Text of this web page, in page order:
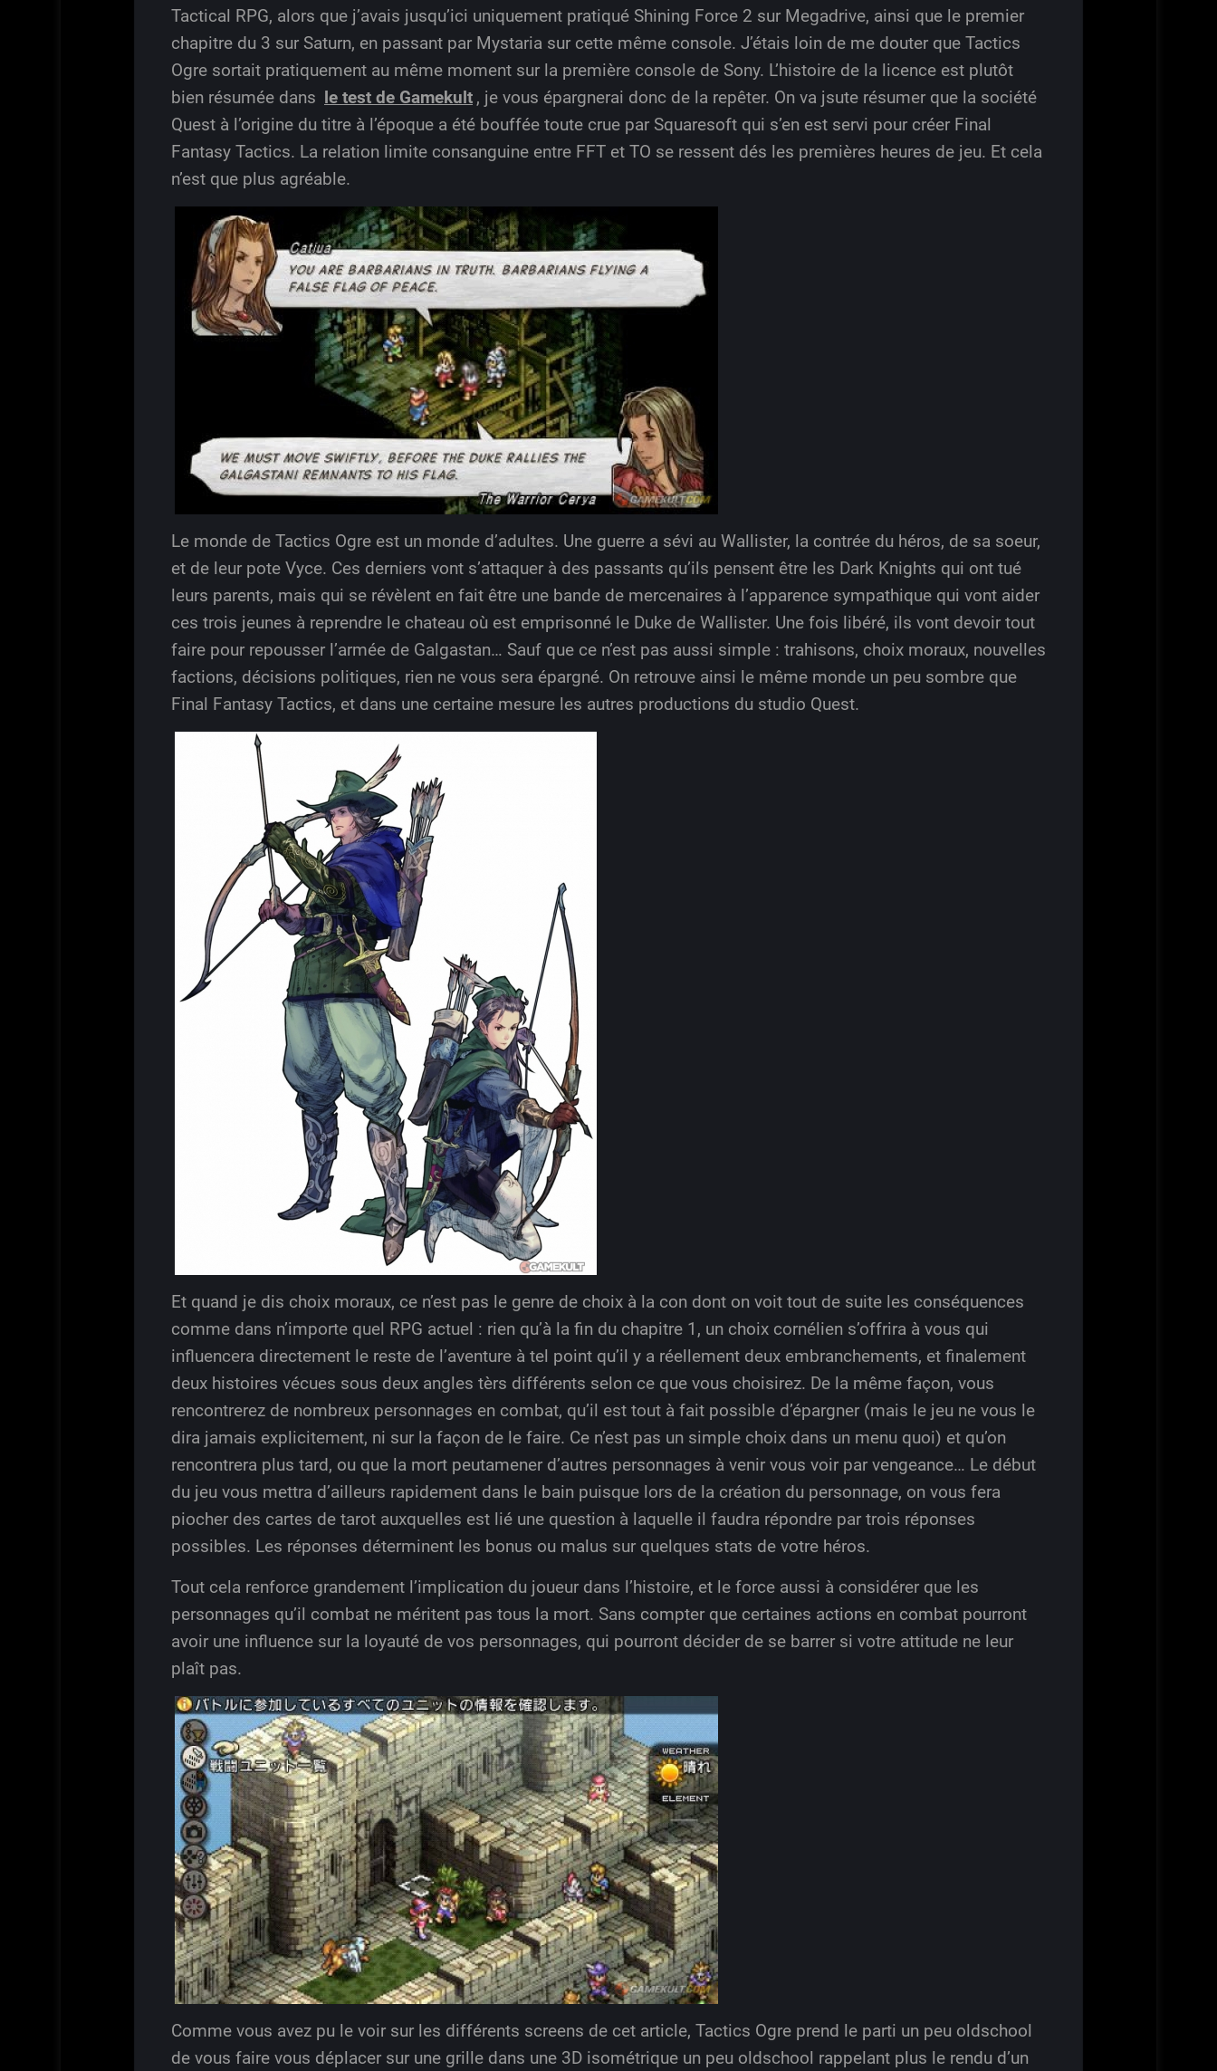
Tactical RPG, alors que j’avais jusqu’ici uniquement pratiqué Shining Force 2 sur Megadrive, ainsi que le premier
chapitre du 3 sur Saturn, en passant par Mystaria sur cette même console. J’étais loin de me douter que Tactics
Ogre sortait pratiquement au même moment sur la première console de Sony. L’histoire de la licence est plutôt
bien résumée dans le test de Gamekult , je vous épargnerai donc de la repêter. On va jsute résumer que la société
Quest à l’origine du titre à l’époque a été bouffée toute crue par Squaresoft qui s’en est servi pour créer Final
Fantasy Tactics. La relation limite consanguine entre FFT et TO se ressent dés les premières heures de jeu. Et cela
n’est que plus agréable.
Le monde de Tactics Ogre est un monde d’adultes. Une guerre a sévi au Wallister, la contrée du héros, de sa soeur,
et de leur pote Vyce. Ces derniers vont s’attaquer à des passants qu’ils pensent être les Dark Knights qui ont tué
leurs parents, mais qui se révèlent en fait être une bande de mercenaires à l’apparence sympathique qui vont aider
ces trois jeunes à reprendre le chateau où est emprisonné le Duke de Wallister. Une fois libéré, ils vont devoir tout
faire pour repousser l’armée de Galgastan… Sauf que ce n’est pas aussi simple : trahisons, choix moraux, nouvelles
factions, décisions politiques, rien ne vous sera épargné. On retrouve ainsi le même monde un peu sombre que
Final Fantasy Tactics, et dans une certaine mesure les autres productions du studio Quest.
Et quand je dis choix moraux, ce n’est pas le genre de choix à la con dont on voit tout de suite les conséquences
comme dans n’importe quel RPG actuel : rien qu’à la fin du chapitre 1, un choix cornélien s’offrira à vous qui
influencera directement le reste de l’aventure à tel point qu’il y a réellement deux embranchements, et finalement
deux histoires vécues sous deux angles tèrs différents selon ce que vous choisirez. De la même façon, vous
rencontrerez de nombreux personnages en combat, qu’il est tout à fait possible d’épargner (mais le jeu ne vous le
dira jamais explicitement, ni sur la façon de le faire. Ce n’est pas un simple choix dans un menu quoi) et qu’on
rencontrera plus tard, ou que la mort peutamener d’autres personnages à venir vous voir par vengeance… Le début
du jeu vous mettra d’ailleurs rapidement dans le bain puisque lors de la création du personnage, on vous fera
piocher des cartes de tarot auxquelles est lié une question à laquelle il faudra répondre par trois réponses
possibles. Les réponses déterminent les bonus ou malus sur quelques stats de votre héros.
Tout cela renforce grandement l’implication du joueur dans l’histoire, et le force aussi à considérer que les
personnages qu’il combat ne méritent pas tous la mort. Sans compter que certaines actions en combat pourront
avoir une influence sur la loyauté de vos personnages, qui pourront décider de se barrer si votre attitude ne leur
plaît pas.
Comme vous avez pu le voir sur les différents screens de cet article, Tactics Ogre prend le parti un peu oldschool
de vous faire vous déplacer sur une grille dans une 3D isométrique un peu oldschool rappelant plus le rendu d’un